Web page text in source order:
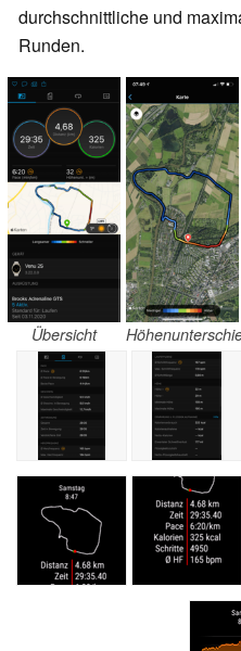
durchschnittliche und
Runden.
Übersicht